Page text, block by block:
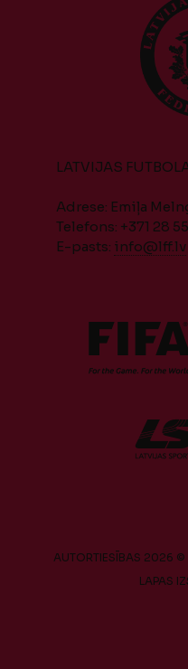
LATVIJAS
Adrese: Emiļa
Telefons: +371 28
E-pasts: info@lff.lv
AUTORTIESĪBAS 2026 ©
LAPAS